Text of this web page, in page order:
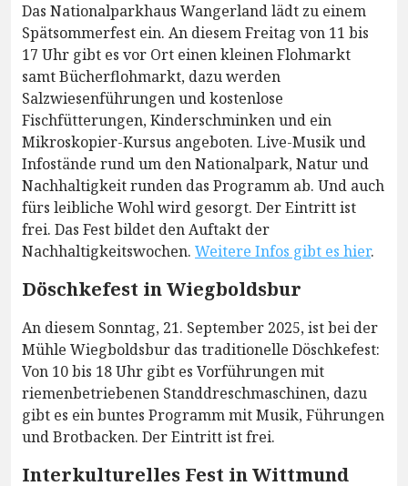
Das Nationalparkhaus Wangerland lädt zu einem
Spätsommerfest ein. An diesem Freitag von 11 bis
17 Uhr gibt es vor Ort einen kleinen Flohmarkt
samt Bücherflohmarkt, dazu werden
Salzwiesenführungen und kostenlose
Fischfütterungen, Kinderschminken und ein
Mikroskopier-Kursus angeboten. Live-Musik und
Infostände rund um den Nationalpark, Natur und
Nachhaltigkeit runden das Programm ab. Und auch
fürs leibliche Wohl wird gesorgt. Der Eintritt ist
frei. Das Fest bildet den Auftakt der
Nachhaltigkeitswochen. Weitere Infos gibt es hier.
Döschkefest in Wiegboldsbur
An diesem Sonntag, 21. September 2025, ist bei der
Mühle Wiegboldsbur das traditionelle Döschkefest:
Von 10 bis 18 Uhr gibt es Vorführungen mit
riemenbetriebenen Standdreschmaschinen, dazu
gibt es ein buntes Programm mit Musik, Führungen
und Brotbacken. Der Eintritt ist frei.
Interkulturelles Fest in Wittmund